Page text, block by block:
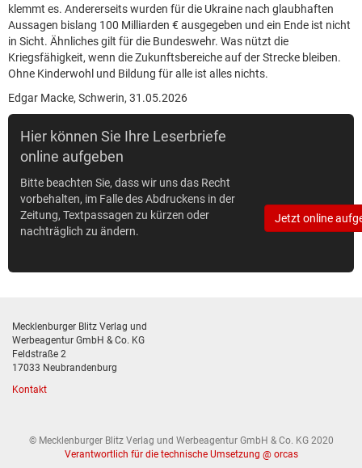
klemmt es. Andererseits wurden für die Ukraine nach glaubhaften
Aussagen bislang 100 Milliarden € ausgegeben und ein Ende ist nicht
in Sicht. Ähnliches gilt für die Bundeswehr. Was nützt die
Kriegsfähigkeit, wenn die Zukunftsbereiche auf der Strecke bleiben.
Ohne Kinderwohl und Bildung für alle ist alles nichts.
Edgar Macke, Schwerin, 31.05.2026
Hier können Sie Ihre Leserbriefe
online aufgeben
Bitte beachten Sie, dass wir uns das Recht
vorbehalten, im Falle des Abdruckens in der
Zeitung, Textpassagen zu kürzen oder
nachträglich zu ändern.
Jetzt online
Mecklenburger Blitz Verlag und
Werbeagentur GmbH & Co. KG
Feldstraße 2
17033 Neubrandenburg
Kontakt
© Mecklenburger Blitz Verlag und Werbeagentur GmbH & Co. KG 2020
Verantwortlich für die technische Umsetzung @ orcas